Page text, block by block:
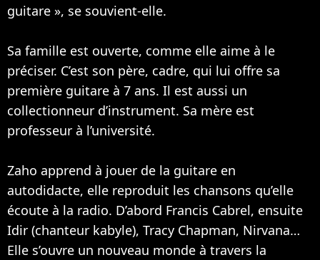
guitare », se souvient-elle.
Sa famille est ouverte, comme elle aime à le
préciser. C’est son père, cadre, qui lui offre sa
première guitare à 7 ans. Il est aussi un
collectionneur d’instrument. Sa mère est
professeur à l’université.
Zaho apprend à jouer de la guitare en
autodidacte, elle reproduit les chansons qu’elle
écoute à la radio. D’abord Francis Cabrel, ensuite
Idir (chanteur kabyle), Tracy Chapman, Nirvana…
Elle s’ouvre un nouveau monde à travers la